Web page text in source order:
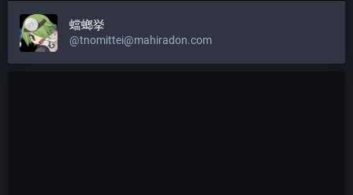
蟷螂挙
@tnomittei@mahiradon.com